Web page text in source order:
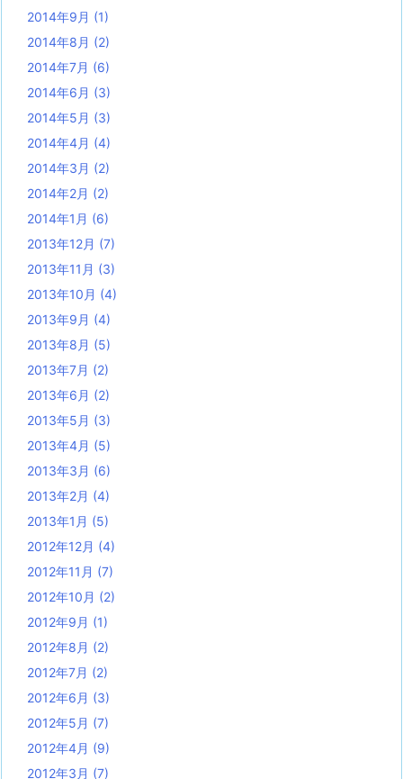
2014年9月 (1)
2014年8月 (2)
2014年7月 (6)
2014年6月 (3)
2014年5月 (3)
2014年4月 (4)
2014年3月 (2)
2014年2月 (2)
2014年1月 (6)
2013年12月 (7)
2013年11月 (3)
2013年10月 (4)
2013年9月 (4)
2013年8月 (5)
2013年7月 (2)
2013年6月 (2)
2013年5月 (3)
2013年4月 (5)
2013年3月 (6)
2013年2月 (4)
2013年1月 (5)
2012年12月 (4)
2012年11月 (7)
2012年10月 (2)
2012年9月 (1)
2012年8月 (2)
2012年7月 (2)
2012年6月 (3)
2012年5月 (7)
2012年4月 (9)
2012年3月 (7)